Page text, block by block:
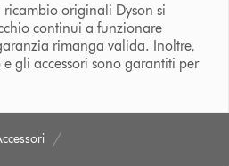
originali Dyson si
continui a funzionare
rimanga valida. Inoltre,
gli accessori sono garantiti per